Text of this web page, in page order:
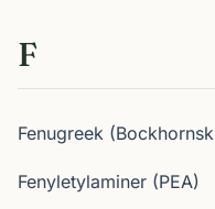
F
Fenugreek
Fenyletylaminer (PEA)